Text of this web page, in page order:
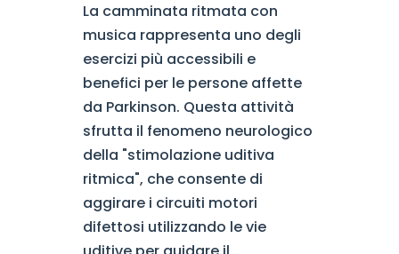
La camminata ritmata con
musica rappresenta uno degli
esercizi più accessibili e
benefici per le persone affette
da Parkinson. Questa attività
sfrutta il fenomeno neurologico
della "stimolazione uditiva
ritmica", che consente di
aggirare i circuiti motori
difettosi utilizzando le vie